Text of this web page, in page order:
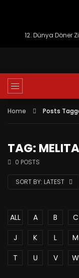
12. Dünya Döner
Home Posts
TAG:
0 POSTS
SORT BY: LATEST
ALL A B C
J
K L M
T
U V W